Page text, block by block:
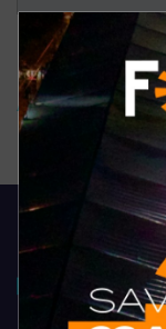
Arquivo de enquete